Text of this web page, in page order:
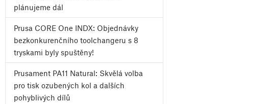
plánujeme dál
Prusa CORE One INDX: Objednávky
bezkonkurenčního toolchangeru s 8
tryskami byly spuštěny!
Prusament PA11 Natural: Skvělá volba
pro tisk ozubených kol a dalších
pohyblivých dílů